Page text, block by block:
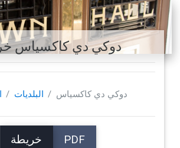
دوكي دي كاكسياس
البلديات دوكي دي كاكسياس
خريطة PDF